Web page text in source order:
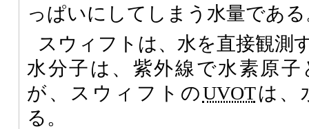
っぱいにしてしまう水量であ
スウィフトは、水を直接観測
水分子は、紫外線で水素原
が、スウィフトのUVOTは、
る。